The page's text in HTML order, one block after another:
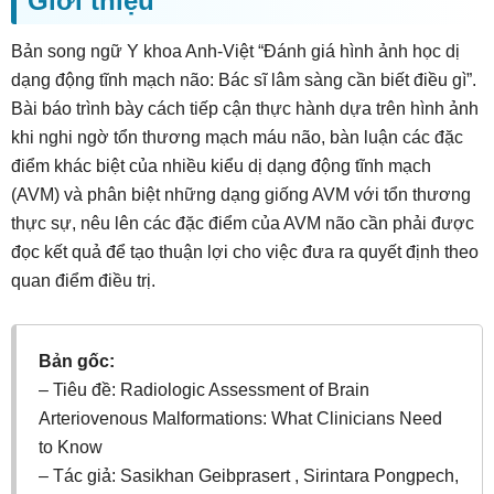
Bản song ngữ Y khoa Anh-Việt “Đánh giá hình ảnh học dị
dạng động tĩnh mạch não: Bác sĩ lâm sàng cần biết điều gì”.
Bài báo trình bày cách tiếp cận thực hành dựa trên hình ảnh
khi nghi ngờ tổn thương mạch máu não, bàn luận các đặc
điểm khác biệt của nhiều kiểu dị dạng động tĩnh mạch
(AVM) và phân biệt những dạng giống AVM với tổn thương
thực sự, nêu lên các đặc điểm của AVM não cần phải được
đọc kết quả để tạo thuận lợi cho việc đưa ra quyết định theo
quan điểm điều trị.
Bản gốc:
– Tiêu đề: Radiologic Assessment of Brain
Arteriovenous Malformations: What Clinicians Need
to Know
– Tác giả: Sasikhan Geibprasert , Sirintara Pongpech,